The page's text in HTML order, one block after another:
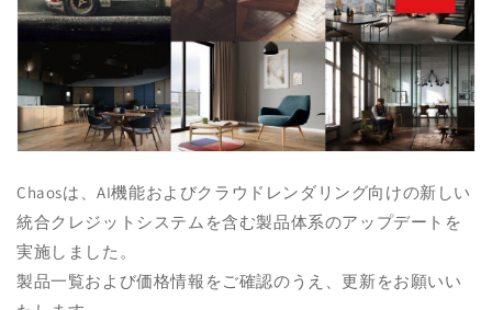
Chaosは、AI機能およびクラウドレンダリング向けの新しい
統合クレジットシステムを含む製品体系のアップデートを
実施しました。
製品一覧および価格情報をご確認のうえ、更新をお願いい